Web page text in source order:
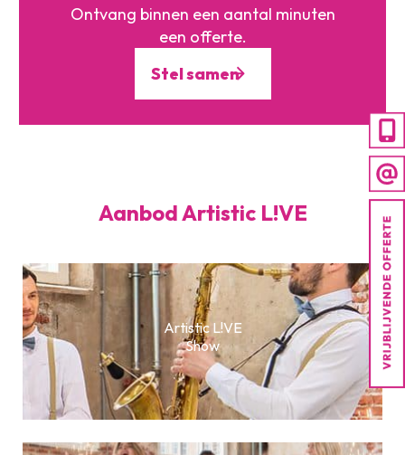
Ontvang binnen een aantal minuten
een offerte.
Stel samen
Aanbod Artistic L!VE
Artistic L!VE
Show